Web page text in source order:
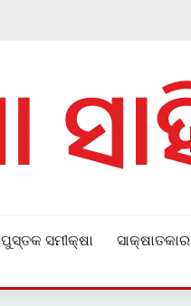
ପୁସ୍ତକ ସମୀକ୍ଷା ସାକ୍ଷାତକାର